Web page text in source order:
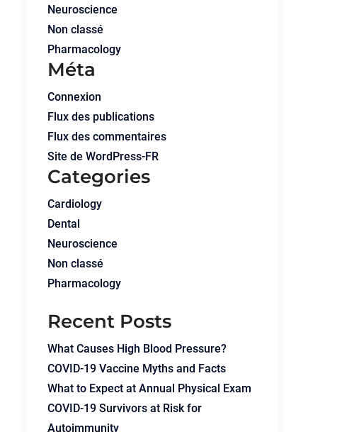
Neuroscience
Non classé
Pharmacology
Méta
Connexion
Flux des publications
Flux des commentaires
Site de WordPress-FR
Categories
Cardiology
Dental
Neuroscience
Non classé
Pharmacology
Recent Posts
What Causes High Blood Pressure?
COVID-19 Vaccine Myths and Facts
What to Expect at Annual Physical Exam
COVID-19 Survivors at Risk for
Autoimmunity